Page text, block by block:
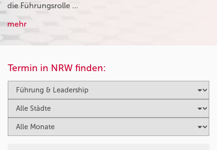
die Führungsrolle …
mehr
Termin in NRW finden: